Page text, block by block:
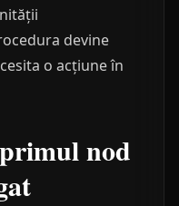
devine
o acțiune în
nod